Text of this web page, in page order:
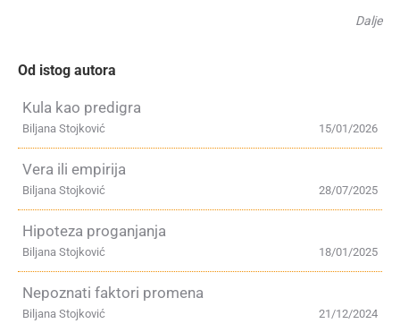
Dalje
Od istog autora
Kula kao predigra
15/01/2026
Biljana Stojković
Vera ili empirija
28/07/2025
Biljana Stojković
Hipoteza proganjanja
18/01/2025
Biljana Stojković
Nepoznati faktori promena
21/12/2024
Biljana Stojković